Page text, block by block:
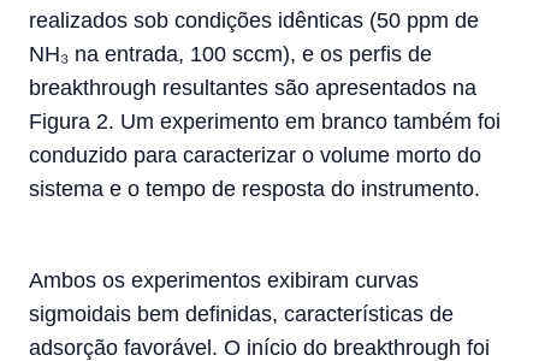
realizados sob condições idênticas (50 ppm de
NH₃ na entrada, 100 sccm), e os perfis de
breakthrough resultantes são apresentados na
Figura 2. Um experimento em branco também foi
conduzido para caracterizar o volume morto do
sistema e o tempo de resposta do instrumento.
Ambos os experimentos exibiram curvas
sigmoidais bem definidas, características de
adsorção favorável. O início do breakthrough foi